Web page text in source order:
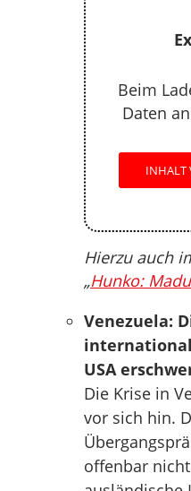
Beim
Daten
INHALT
Hierzu auch
„Hunko:
Venezuela:
USA
Die Krise in
vor sich hin.
offenbar